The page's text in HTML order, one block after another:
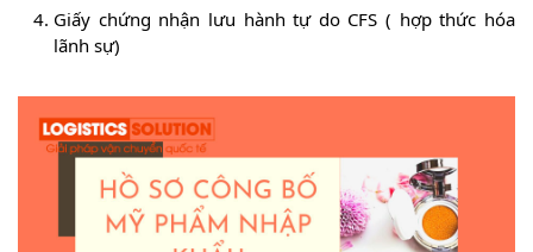
Giấy chứng nhận lưu hành tự do CFS ( hợp thức hóa
lãnh sự)